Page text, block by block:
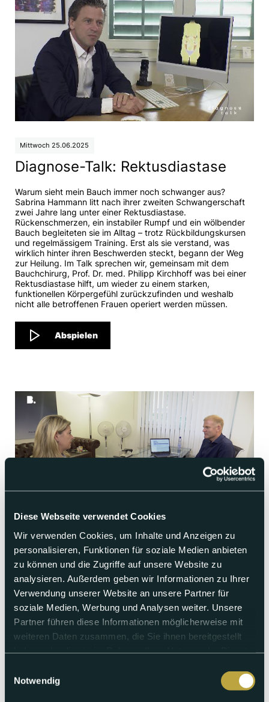
Diese Webseite verwendet Cookies
Wir verwenden Cookies, um Inhalte und Anzeigen zu
personalisieren, Funktionen für soziale Medien anbieten
zu können und die Zugriffe auf unsere Website zu
analysieren. Außerdem geben wir Informationen zu Ihrer
Verwendung unserer Website an unsere Partner für
soziale Medien, Werbung und Analysen weiter. Unsere
Partner führen diese Informationen möglicherweise mit
weiteren Daten zusammen, die Sie ihnen bereitgestellt
Notwendig
Mittwoch 25.06.2025
Diagnose-Talk: Rektusdiastase
Warum sieht mein Bauch immer noch schwanger aus?
Sabrina Hammann litt nach ihrer zweiten Schwangerschaft
zwei Jahre lang unter einer Rektusdiastase.
Rückenschmerzen, ein instabiler Rumpf und ein wölbender
Bauch begleiteten sie im Alltag – trotz Rückbildungskursen
und regelmässigem Training. Erst als sie verstand, was
wirklich hinter ihren Beschwerden steckt, begann der Weg
zur Heilung. Im Talk sprechen wir, gemeinsam mit dem
Bauchchirurg, Prof. Dr. med. Philipp Kirchhoff was bei einer
Rektusdiastase hilft, um wieder zu einem starken,
funktionellen Körpergefühl zurückzufinden und weshalb
nicht alle betroffenen Frauen operiert werden müssen.
Abspielen
Mittwoch 18.06.2025
Diagnose: Rektusdiastase
Ein instabiler Rumpf, Rückenschmerzen und eine wölbende
Körpermitte – dahinter kann eine Rektusdiastase stecken.
Eine Muskelspaltung im Bauch die vor allem Frauen nach der
Schwangerschaft betrifft. Wir sprechen mit dem
Bauchchirurg Prof. Dr. Kirchhoff, wie ein neues Konzept aus
Abspielen